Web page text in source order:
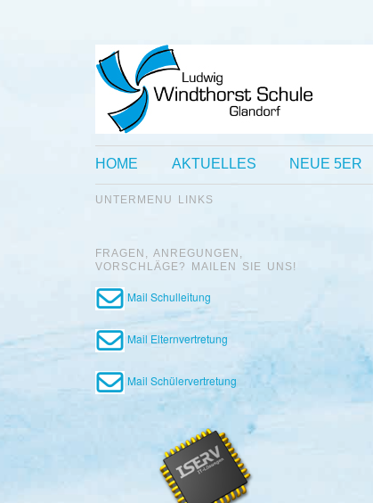
HOME AKTUELLES NEUE 5ER
UNTERMENU LINKS
FRAGEN, ANREGUNGEN,
VORSCHLÄGE? MAILEN SIE UNS!
Mail Schulleitung
Mail Elternvertretung
Mail Schülervertretung